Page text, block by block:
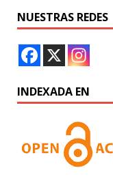
NUESTRAS REDES
INDEXADA EN